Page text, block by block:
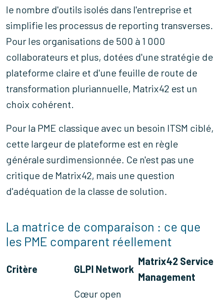
le nombre d'outils isolés dans l'entreprise et
simplifie les processus de reporting transverses.
Pour les organisations de 500 à 1 000
collaborateurs et plus, dotées d'une stratégie de
plateforme claire et d'une feuille de route de
transformation pluriannuelle, Matrix42 est un
choix cohérent.
Pour la PME classique avec un besoin ITSM ciblé,
cette largeur de plateforme est en règle
générale surdimensionnée. Ce n'est pas une
critique de Matrix42, mais une question
d'adéquation de la classe de solution.
La matrice de comparaison : ce que
les PME comparent réellement
Critère GLPI Network
Matrix42 Service
Management
Cœur open